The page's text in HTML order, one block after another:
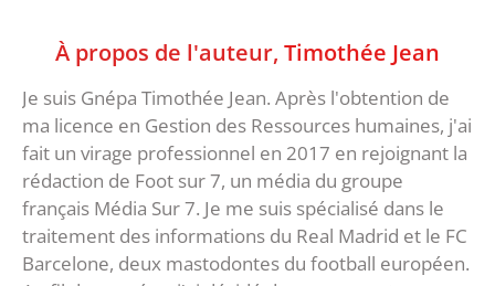
À propos de l'auteur, Timothée Jean
Je suis Gnépa Timothée Jean. Après l'obtention de
ma licence en Gestion des Ressources humaines, j'ai
fait un virage professionnel en 2017 en rejoignant la
rédaction de Foot sur 7, un média du groupe
français Média Sur 7. Je me suis spécialisé dans le
traitement des informations du Real Madrid et le FC
Barcelone, deux mastodontes du football européen.